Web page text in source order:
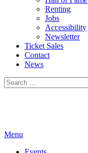
Renting
Jobs
Accessibility
Newsletter
Ticket Sales
Contact
News
Search
for:
Menu